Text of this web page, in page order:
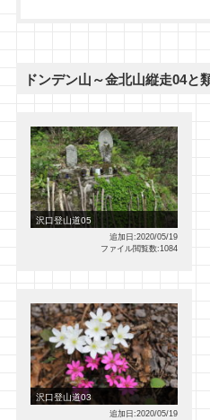
ドンデン山～金北山縦走04と
沢口登山道05
追加日:2020/05/19
ファイル閲覧数:1084
沢口登山道03
追加日:2020/05/19